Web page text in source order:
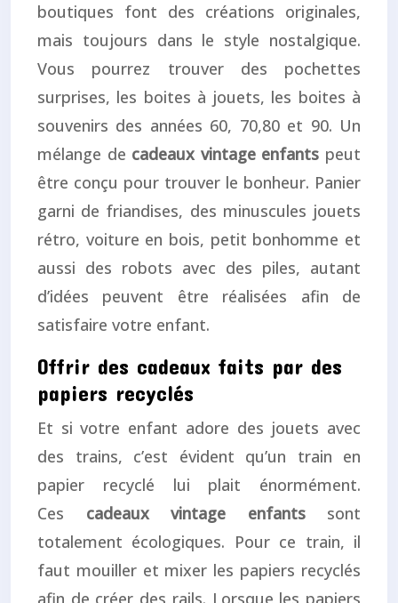
boutiques font des créations originales,
mais toujours dans le style nostalgique.
Vous pourrez trouver des pochettes
surprises, les boites à jouets, les boites à
souvenirs des années 60, 70,80 et 90. Un
mélange de cadeaux vintage enfants peut
être conçu pour trouver le bonheur. Panier
garni de friandises, des minuscules jouets
rétro, voiture en bois, petit bonhomme et
aussi des robots avec des piles, autant
d’idées peuvent être réalisées afin de
satisfaire votre enfant.
Offrir des cadeaux faits par des
papiers recyclés
Et si votre enfant adore des jouets avec
des trains, c’est évident qu’un train en
papier recyclé lui plait énormément.
Ces cadeaux vintage enfantssont
totalement écologiques. Pour ce train, il
faut mouiller et mixer les papiers recyclés
afin de créer des rails. Lorsque les papiers